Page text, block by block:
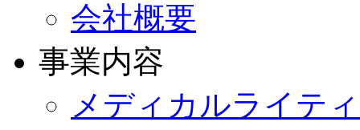
会社概要
事業内容
メディカルライテ